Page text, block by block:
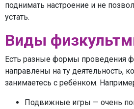
поднимать настроение и не
устать.
Виды
Есть разные формы проведения
направлены на ту деятельность,
занимаетесь с ребёнком.
Подвижные игры — очень